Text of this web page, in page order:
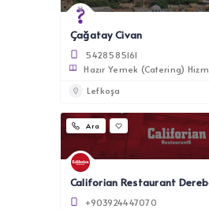
Çağatay Civan
5428585161
Hazır Yemek (Catering)
Lefkoşa
Ara
Califorian Restaurant
+903924447070